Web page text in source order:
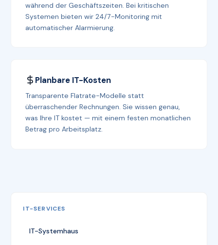
während der Geschäftszeiten. Bei kritischen
Systemen bieten wir 24/7-Monitoring mit
automatischer Alarmierung.
Planbare IT-Kosten
Transparente Flatrate-Modelle statt
überraschender Rechnungen. Sie wissen genau,
was Ihre IT kostet — mit einem festen monatlichen
Betrag pro Arbeitsplatz.
IT-SERVICES
IT-Systemhaus